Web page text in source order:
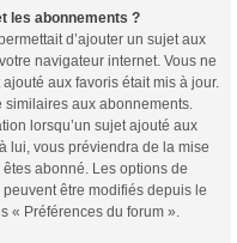
les abonnements ?
d’ajouter un sujet aux
navigateur internet. Vous ne
aux favoris était mis à jour.
similaires aux abonnements.
lorsqu’un sujet ajouté aux
lui, vous préviendra de la mise
abonné. Les options de
être modifiés depuis le
« Préférences du forum ».